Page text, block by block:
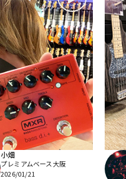
小畑
プレミアムベース大阪
2026/01/21